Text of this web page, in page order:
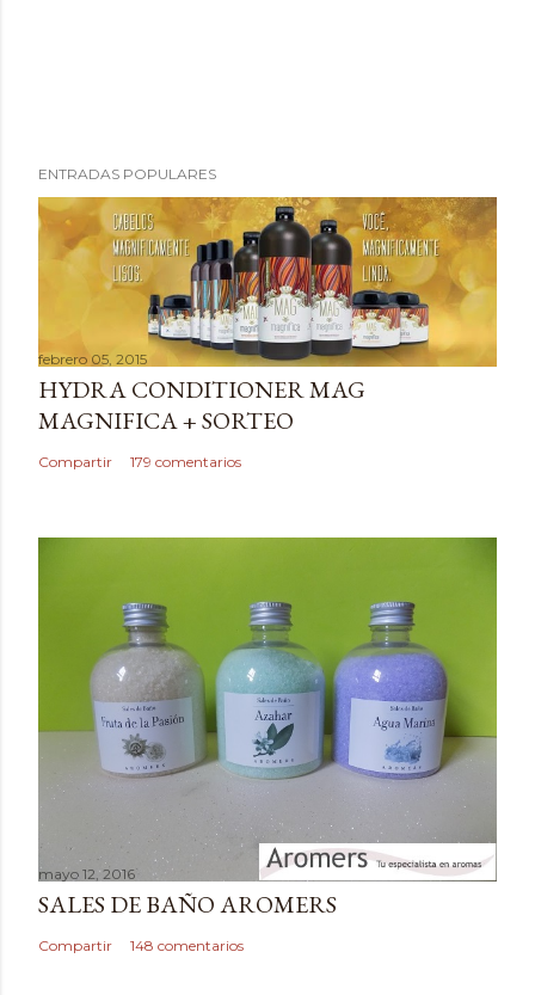
u
b
a
r
u
n
c
o
ENTRADAS POPULARES
febrero 05, 2015
HYDRA CONDITIONER MAG
MAGNIFICA + SORTEO
Compartir 179 comentarios
mayo 12, 2016
SALES DE BAÑO AROMERS
Compartir 148 comentarios